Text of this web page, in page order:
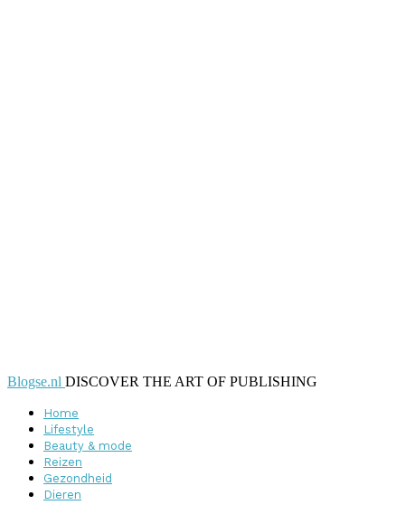
Blogse.nl DISCOVER THE ART OF PUBLISHING
Home
Lifestyle
Beauty & mode
Reizen
Gezondheid
Dieren